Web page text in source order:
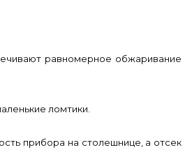
равномерное обжаривание
ломтики.
прибора на столешнице, а отсек